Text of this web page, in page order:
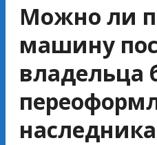
Можно ли
машину
владельца
наследника